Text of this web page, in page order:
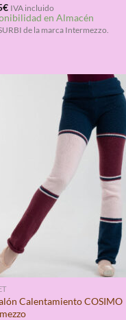
4.00
€ IVA incluido
en Almacén
de la marca Intermezzo.
Calentamiento COSIMO